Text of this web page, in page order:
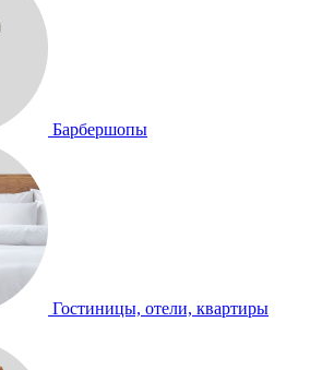
Барбершопы
Гостиницы, отели, квартиры